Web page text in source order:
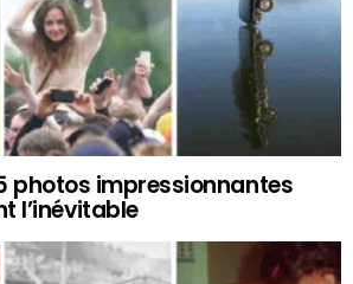
photos impressionnantes
l’inévitable